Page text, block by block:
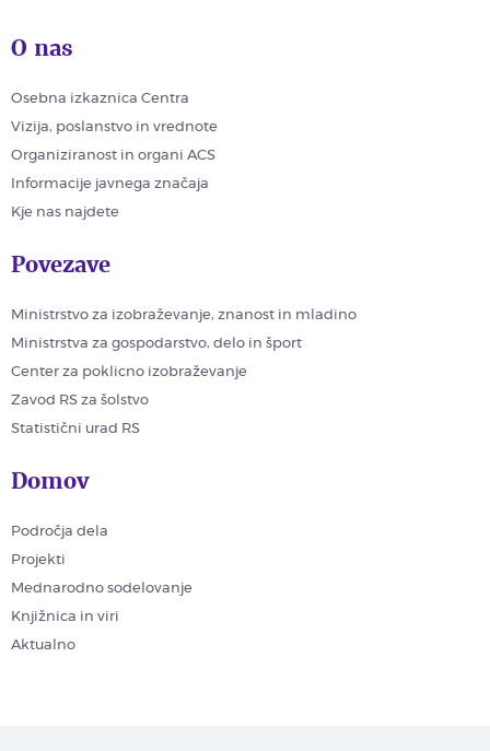
O nas
Osebna izkaznica Centra
Vizija, poslanstvo in vrednote
Organiziranost in organi ACS
Informacije javnega značaja
Kje nas najdete
Povezave
Ministrstvo za izobraževanje, znanost in mladino
Ministrstva za gospodarstvo, delo in šport
Center za poklicno izobraževanje
Zavod RS za šolstvo
Statistični urad RS
Domov
Področja dela
Projekti
Mednarodno sodelovanje
Knjižnica in viri
Aktualno